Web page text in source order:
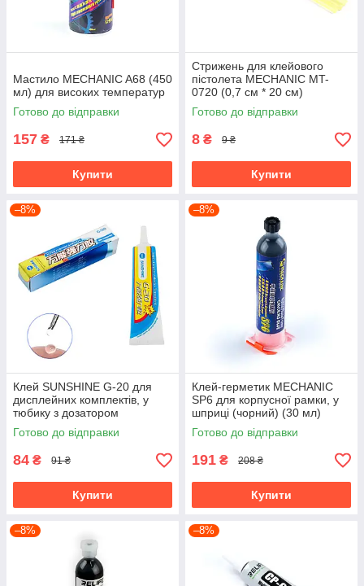
Мастило MECHANIC A68 (450
мл) для високих температур
Готово до відправки
157 ₴ 171 ₴
Купити
Стрижень для клейового
пістолета MECHANIC MT-
0720 (0,7 см * 20 см)
Готово до відправки
8 ₴ 9 ₴
Купити
–8%
Клей SUNSHINE G-20 для
дисплейних комплектів, у
тюбику з дозатором
(прозорий) (50 мл)
Готово до відправки
84 ₴ 91 ₴
Купити
–8%
Клей-герметик MECHANIC
SP6 для корпусної рамки, у
шприці (чорний) (30 мл)
Готово до відправки
191 ₴ 208 ₴
Купити
–8% –8%